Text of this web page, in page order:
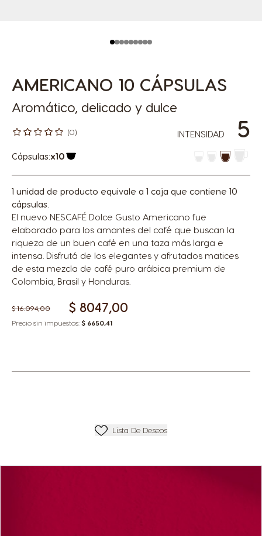
AMERICANO 10 CÁPSULAS
Aromático, delicado y dulce
INTENSIDAD 5
(0)
Cápsulas:x10
1 unidad de producto equivale a 1 caja que contiene 10
cápsulas.
El nuevo NESCAFÉ Dolce Gusto Americano fue
elaborado para los amantes del café que buscan la
riqueza de un buen café en una taza más larga e
intensa. Disfrutá de los elegantes y afrutados matices
de esta mezcla de café puro arábica premium de
Colombia, Brasil y Honduras.
$ 16.094,00 $ 8047,00
Precio sin impuestos: $ 6650,41
Añadir A Lista De Deseos
Lista De Deseos